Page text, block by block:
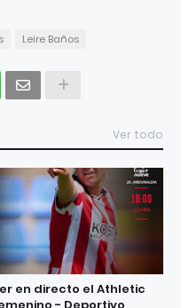
Leire Baños
Ver todo
en directo el Athletic